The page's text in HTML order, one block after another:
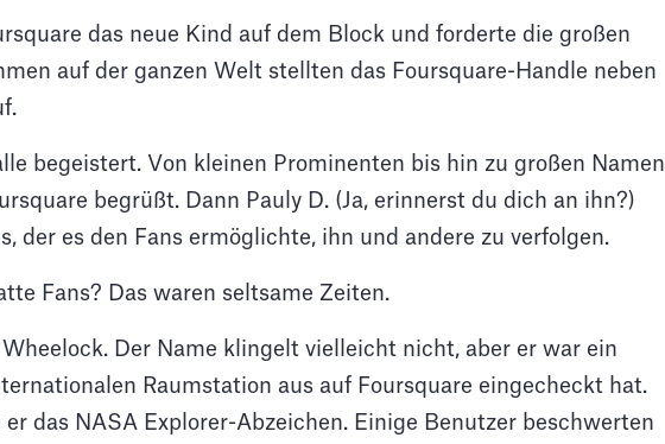
das neue Kind auf dem Block und forderte die großen
auf der ganzen Welt stellten das Foursquare-Handle neben
begeistert. Von kleinen Prominenten bis hin zu großen Namen
begrüßt. Dann Pauly D. (Ja, erinnerst du dich an ihn?)
der es den Fans ermöglichte, ihn und andere zu verfolgen.
Fans? Das waren seltsame Zeiten.
Der Name klingelt vielleicht nicht, aber er war ein
Raumstation aus auf Foursquare eingecheckt hat.
das NASA Explorer-Abzeichen. Einige Benutzer beschwerten